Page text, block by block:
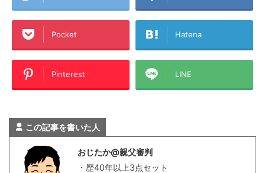
Pocket Hatena
Pinterest LINE
この記事を書いた人
おじたか@親父審判
・歴40年以上3点セット